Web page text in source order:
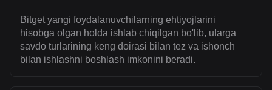
Bitget yangi foydalanuvchilarning ehtiyojlarini
hisobga olgan holda ishlab chiqilgan bo'lib, ularga
savdo turlarining keng doirasi bilan tez va ishonch
bilan ishlashni boshlash imkonini beradi.